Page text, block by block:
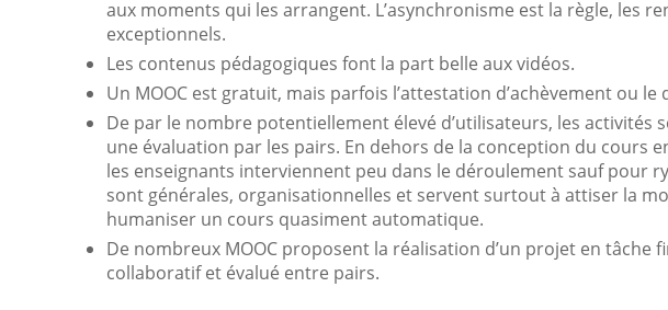
aux moments qui les arrangent. L’asynchronisme est la règle, les
exceptionnels.
Les contenus pédagogiques font la part belle aux vidéos.
Un MOOC est gratuit, mais parfois l’attestation d’achèvement ou
De par le nombre potentiellement élevé d’utilisateurs, les activités
une évaluation par les pairs. En dehors de la conception du cours
les enseignants interviennent peu dans le déroulement sauf pour
sont générales, organisationnelles et servent surtout à attiser la
humaniser un cours quasiment automatique.
De nombreux MOOC proposent la réalisation d’un projet en tâche
collaboratif et évalué entre pairs.